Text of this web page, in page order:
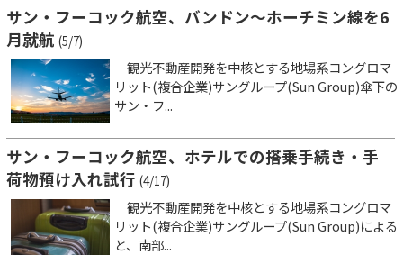
サン・フーコック航空、バンドン～ホーチミン線を6
月就航 (5/7)
観光不動産開発を中核とする地場系コングロマ
リット(複合企業)サングループ(Sun Group)傘下の
サン・フ...
サン・フーコック航空、ホテルでの搭乗手続き・手
荷物預け入れ試行 (4/17)
観光不動産開発を中核とする地場系コングロマ
リット(複合企業)サングループ(Sun Group)による
と、南部...